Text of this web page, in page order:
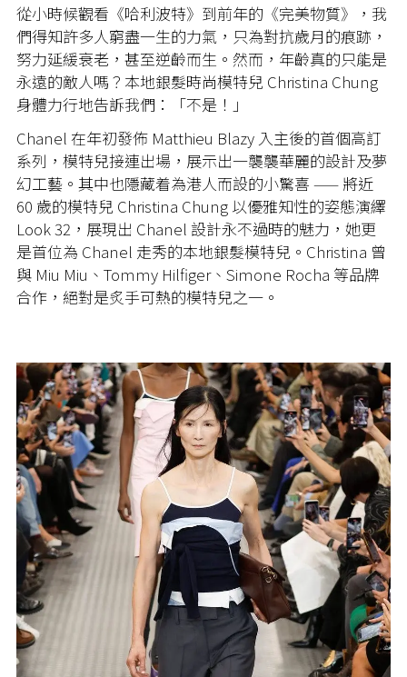
從小時候觀看《哈利波特》到前年的《完美物質》，我
們得知許多人窮盡一生的力氣，只為對抗歲月的痕跡，
努力延緩衰老，甚至逆齡而生。然而，年齡真的只能是
永遠的敵人嗎？本地銀髮時尚模特兒 Christina Chung
身體力行地告訴我們：「不是！」
Chanel 在年初發佈 Matthieu Blazy 入主後的首個高訂
系列，模特兒接連出場，展示出一襲襲華麗的設計及夢
幻工藝。其中也隱藏着為港人而設的小驚喜 —— 將近
60 歲的模特兒 Christina Chung 以優雅知性的姿態演繹
Look 32，展現出 Chanel 設計永不過時的魅力，她更
是首位為 Chanel 走秀的本地銀髮模特兒。Christina 曾
與 Miu Miu、Tommy Hilfiger、Simone Rocha 等品牌
合作，絕對是炙手可熱的模特兒之一。